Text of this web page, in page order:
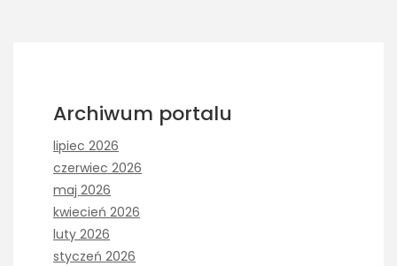
Archiwum portalu
lipiec 2026
czerwiec 2026
maj 2026
kwiecień 2026
luty 2026
styczeń 2026